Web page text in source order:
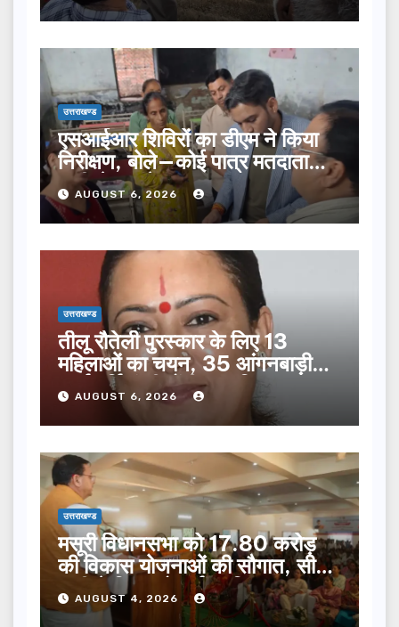
उत्तराखण्ड
एसआईआर शिविरों का डीएम ने किया
निरीक्षण, बोले—कोई पात्र मतदाता
सूची से न छूटे…
AUGUST 6, 2026
उत्तराखण्ड
तीलू रौतेली पुरस्कार के लिए 13
महिलाओं का चयन, 35 आंगनबाड़ी
कार्यकर्तियां भी होंगी सम्मानित…
AUGUST 6, 2026
उत्तराखण्ड
मसूरी विधानसभा को 17.80 करोड़
की विकास योजनाओं की सौगात, सीएम
धामी ने किया लोकार्पण-शिलान्यास.
AUGUST 4, 2026